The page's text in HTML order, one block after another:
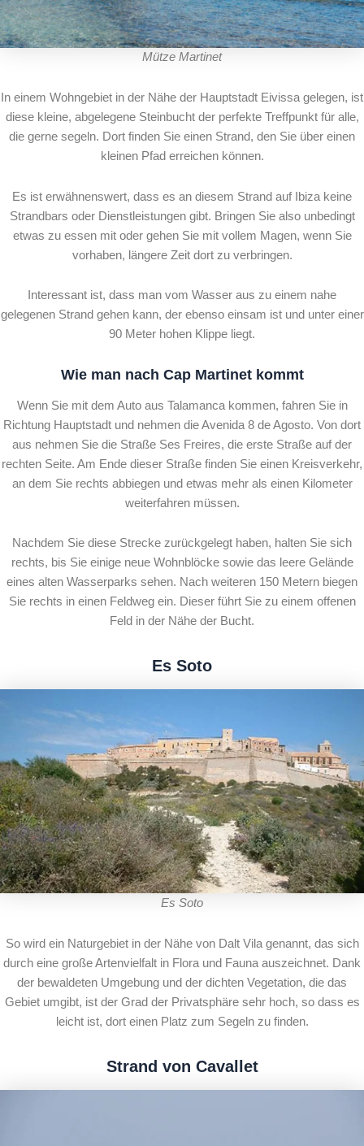
Mütze Martinet
In einem Wohngebiet in der Nähe der Hauptstadt Eivissa gelegen, ist
diese kleine, abgelegene Steinbucht der perfekte Treffpunkt für alle,
die gerne segeln. Dort finden Sie einen Strand, den Sie über einen
kleinen Pfad erreichen können.
Es ist erwähnenswert, dass es an diesem Strand auf Ibiza keine
Strandbars oder Dienstleistungen gibt. Bringen Sie also unbedingt
etwas zu essen mit oder gehen Sie mit vollem Magen, wenn Sie
vorhaben, längere Zeit dort zu verbringen.
Interessant ist, dass man vom Wasser aus zu einem nahe
gelegenen Strand gehen kann, der ebenso einsam ist und unter einer
90 Meter hohen Klippe liegt.
Wie man nach Cap Martinet kommt
Wenn Sie mit dem Auto aus Talamanca kommen, fahren Sie in
Richtung Hauptstadt und nehmen die Avenida 8 de Agosto. Von dort
aus nehmen Sie die Straße Ses Freires, die erste Straße auf der
rechten Seite. Am Ende dieser Straße finden Sie einen Kreisverkehr,
an dem Sie rechts abbiegen und etwas mehr als einen Kilometer
weiterfahren müssen.
Nachdem Sie diese Strecke zurückgelegt haben, halten Sie sich
rechts, bis Sie einige neue Wohnblöcke sowie das leere Gelände
eines alten Wasserparks sehen. Nach weiteren 150 Metern biegen
Sie rechts in einen Feldweg ein. Dieser führt Sie zu einem offenen
Feld in der Nähe der Bucht.
Es Soto
Es Soto
So wird ein Naturgebiet in der Nähe von Dalt Vila genannt, das sich
durch eine große Artenvielfalt in Flora und Fauna auszeichnet. Dank
der bewaldeten Umgebung und der dichten Vegetation, die das
Gebiet umgibt, ist der Grad der Privatsphäre sehr hoch, so dass es
leicht ist, dort einen Platz zum Segeln zu finden.
Strand von Cavallet